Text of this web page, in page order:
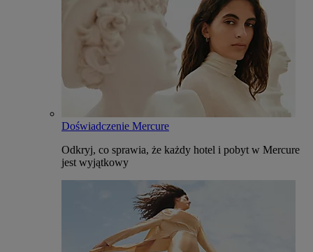
Doświadczenie Mercure
Odkryj, co sprawia, że każdy hotel i pobyt w Mercure
jest wyjątkowy